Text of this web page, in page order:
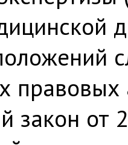
закон от